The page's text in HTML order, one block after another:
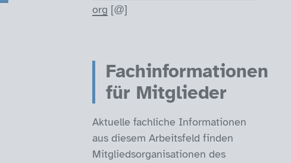
org
Fachinformationen
für Mitglieder
Aktuelle fachliche Informationen
aus diesem Arbeitsfeld finden
Mitgliedsorganisationen des